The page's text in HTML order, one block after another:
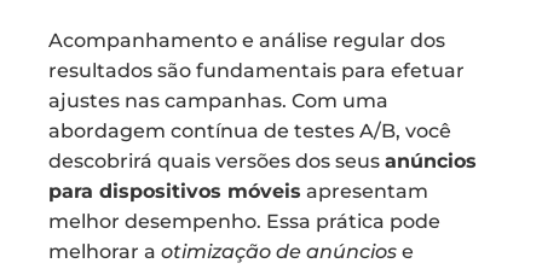
Acompanhamento e análise regular dos
resultados são fundamentais para efetuar
ajustes nas campanhas. Com uma
abordagem contínua de testes A/B, você
descobrirá quais versões dos seus anúncios
para dispositivos móveis apresentam
melhor desempenho. Essa prática pode
melhorar a otimização de anúncios e